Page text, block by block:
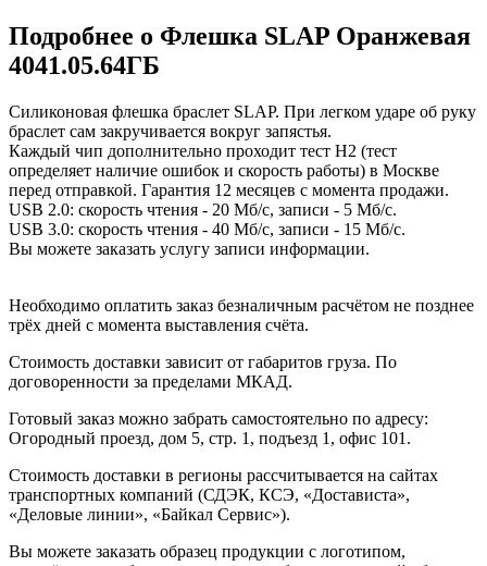
Подробнее о Флешка SLAP Оранжевая
4041.05.64ГБ
Силиконовая флешка браслет SLAP. При легком ударе об руку
браслет сам закручивается вокруг запястья.
Каждый чип дополнительно проходит тест H2 (тест
определяет наличие ошибок и скорость работы) в Москве
перед отправкой. Гарантия 12 месяцев с момента продажи.
USB 2.0: скорость чтения - 20 Мб/с, записи - 5 Мб/с.
USB 3.0: скорость чтения - 40 Мб/с, записи - 15 Мб/с.
Вы можете заказать услугу записи информации.
Необходимо оплатить заказ безналичным расчётом не позднее
трёх дней с момента выставления счёта.
Стоимость доставки зависит от габаритов груза. По
договоренности за пределами МКАД.
Готовый заказ можно забрать самостоятельно по адресу:
Огородный проезд, дом 5, стр. 1, подъезд 1, офис 101.
Стоимость доставки в регионы рассчитывается на сайтах
транспортных компаний (СДЭК, КСЭ, «Достависта»,
«Деловые линии», «Байкал Сервис»).
Вы можете заказать образец продукции с логотипом,